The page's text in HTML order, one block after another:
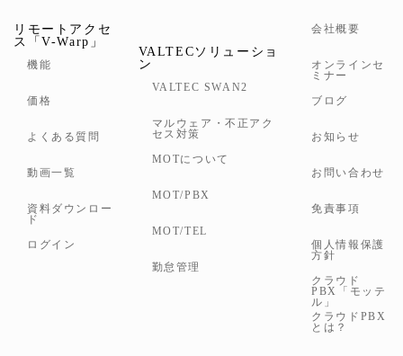
リモートアクセ
ス「V-Warp」
機能
価格
よくある質問
動画一覧
資料ダウンロー
ド
ログイン
VALTECソリューショ
ン
VALTEC SWAN2
マルウェア・不正アク
セス対策
MOTについて
MOT/PBX
MOT/TEL
勤怠管理
会社概要
オンラインセ
ミナー
ブログ
お知らせ
お問い合わせ
免責事項
個人情報保護
方針
クラウド
PBX「モッテ
ル」
クラウドPBX
とは？